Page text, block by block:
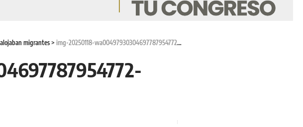
migrantes> img-20250118-wa00497930304697787954772-1024×683